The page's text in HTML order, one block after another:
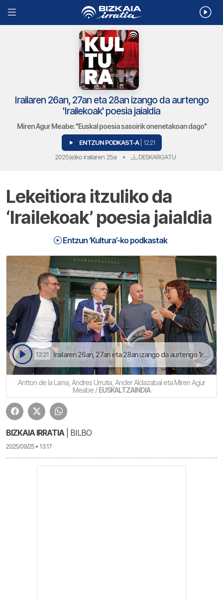
Irailaren 26an, 27an eta 28an izango da aurtengo
'Irailekoak' poesia jaialdia
Miren Agur Meabe: "Euskal poesia sasoirik onenetakoan dago"
ENTZUN PODKAST-A | 12:21
2025(e)ko irailaren 25a • DESKARGATU
Lekeitiora itzuliko da
‘Irailekoak’ poesia jaialdia
Entzun ‘Kultura’-ko podkastak
12:21 Irailaren 26an, 27an eta 28an izango da aurtengo 'Irailekoak' poesia jaialdia | Kultura
Antton de la Lama, Andres Urrutia, Ander Aldazabal eta Miren Agur
Meabe /EUSKALTZAINDIA
BIZKAIA IRRATIA | BILBO
2025/09/25 • 13:17